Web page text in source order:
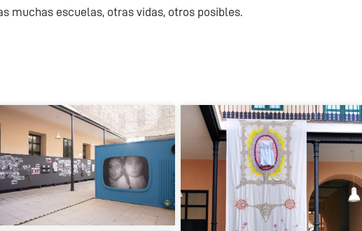
muchas escuelas, otras vidas, otros posibles.